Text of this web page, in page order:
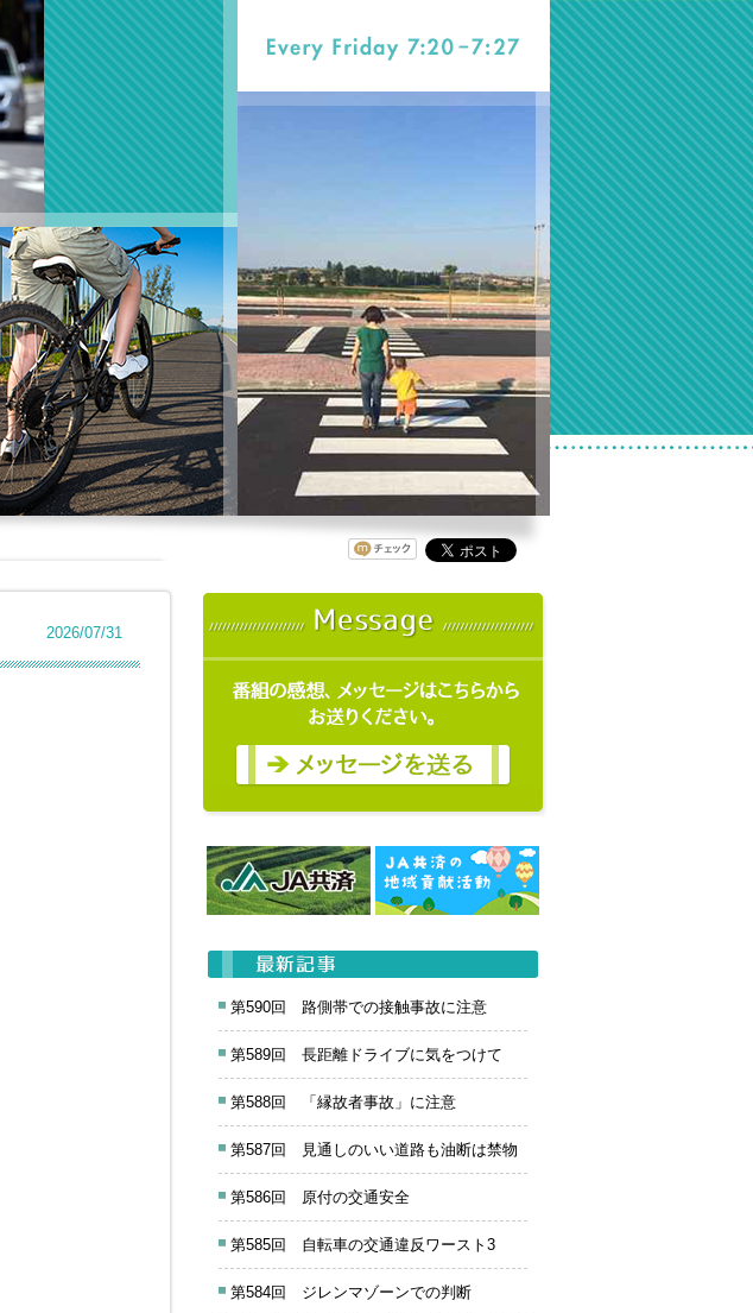
2026/07/31
第590回 路側帯での接触事故に注意
第589回 長距離ドライブに気をつけて
第588回 「縁故者事故」に注意
第587回 見通しのいい道路も油断は禁物
第586回 原付の交通安全
第585回 自転車の交通違反ワースト3
第584回 ジレンマゾーンでの判断